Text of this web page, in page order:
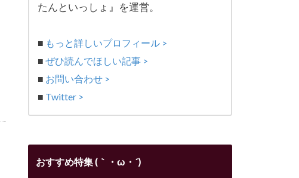
たんといっしょ』を運営。
■ もっと詳しいプロフィール >
■ ぜひ読んでほしい記事 >
■ お問い合わせ >
■ Twitter >
おすすめ特集 (｀・ω・´)ゞ